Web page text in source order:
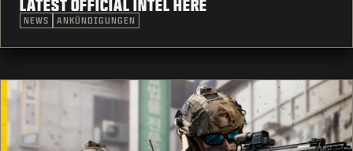
LATEST OFFICIAL INTEL HERE
NEWS ANKÜNDIGUNGEN